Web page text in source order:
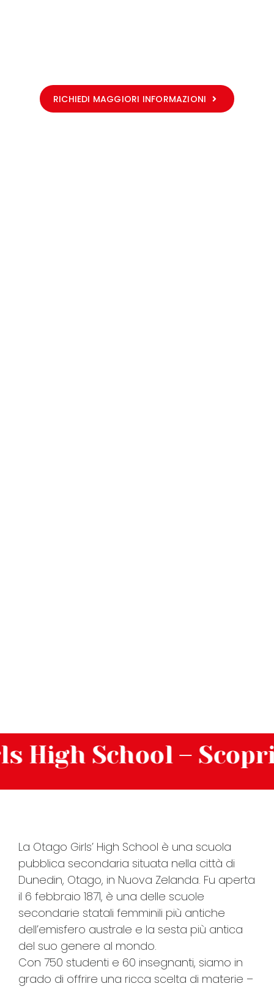
RICHIEDI MAGGIORI INFORMAZIONI
School – Scopri
La Otago Girls’ High School è una scuola
pubblica secondaria situata nella città di
Dunedin, Otago, in Nuova Zelanda. Fu aperta
il 6 febbraio 1871, è una delle scuole
secondarie statali femminili più antiche
dell’emisfero australe e la sesta più antica
del suo genere al mondo.
Con 750 studenti e 60 insegnanti, siamo in
grado di offrire una ricca scelta di materie –